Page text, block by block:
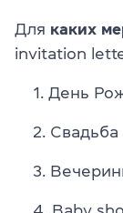
Для каких
invitation
День
Свадьба